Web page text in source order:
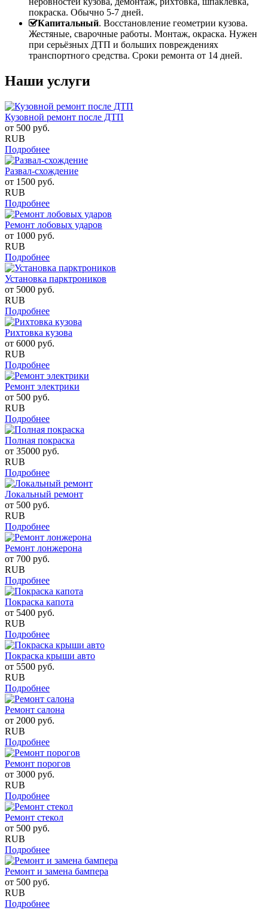
покраска. Обычно 5-7 дней.
Капитальный. Восстановление геометрии кузова.
Жестяные, сварочные работы. Монтаж, окраска. Нужен
при серьёзных ДТП и больших повреждениях
транспортного средства. Сроки ремонта от 14 дней.
Наши услуги
Кузовной ремонт после ДТП
от 500 руб.
RUB
Подробнее
Развал-схождение
от 1500 руб.
RUB
Подробнее
Ремонт лобовых ударов
от 1000 руб.
RUB
Подробнее
Установка парктроников
от 5000 руб.
RUB
Подробнее
Рихтовка кузова
от 6000 руб.
RUB
Подробнее
Ремонт электрики
от 500 руб.
RUB
Подробнее
Полная покраска
от 35000 руб.
RUB
Подробнее
Локальный ремонт
от 500 руб.
RUB
Подробнее
Ремонт лонжерона
от 700 руб.
RUB
Подробнее
Покраска капота
от 5400 руб.
RUB
Подробнее
Покраска крыши авто
от 5500 руб.
RUB
Подробнее
Ремонт салона
от 2000 руб.
RUB
Подробнее
Ремонт порогов
от 3000 руб.
RUB
Подробнее
Ремонт стекол
от 500 руб.
RUB
Подробнее
Ремонт и замена бампера
от 500 руб.
RUB
Подробнее